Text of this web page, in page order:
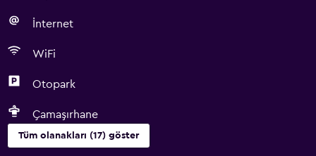
İnternet
WiFi
Otopark
Çamaşırhane
Tüm olanakları (17) göster